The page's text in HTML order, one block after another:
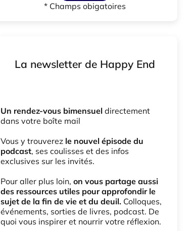
* Champs obigatoires
La newsletter de Happy End
Un rendez-vous bimensuel directement
dans votre boîte mail
Vous y trouverez le nouvel épisode du
podcast, ses coulisses et des infos
exclusives sur les invités.
Pour aller plus loin, on vous partage aussi
des ressources utiles pour approfondir le
sujet de la fin de vie et du deuil. Colloques,
événements, sorties de livres, podcast. De
quoi vous inspirer et nourrir votre réflexion.